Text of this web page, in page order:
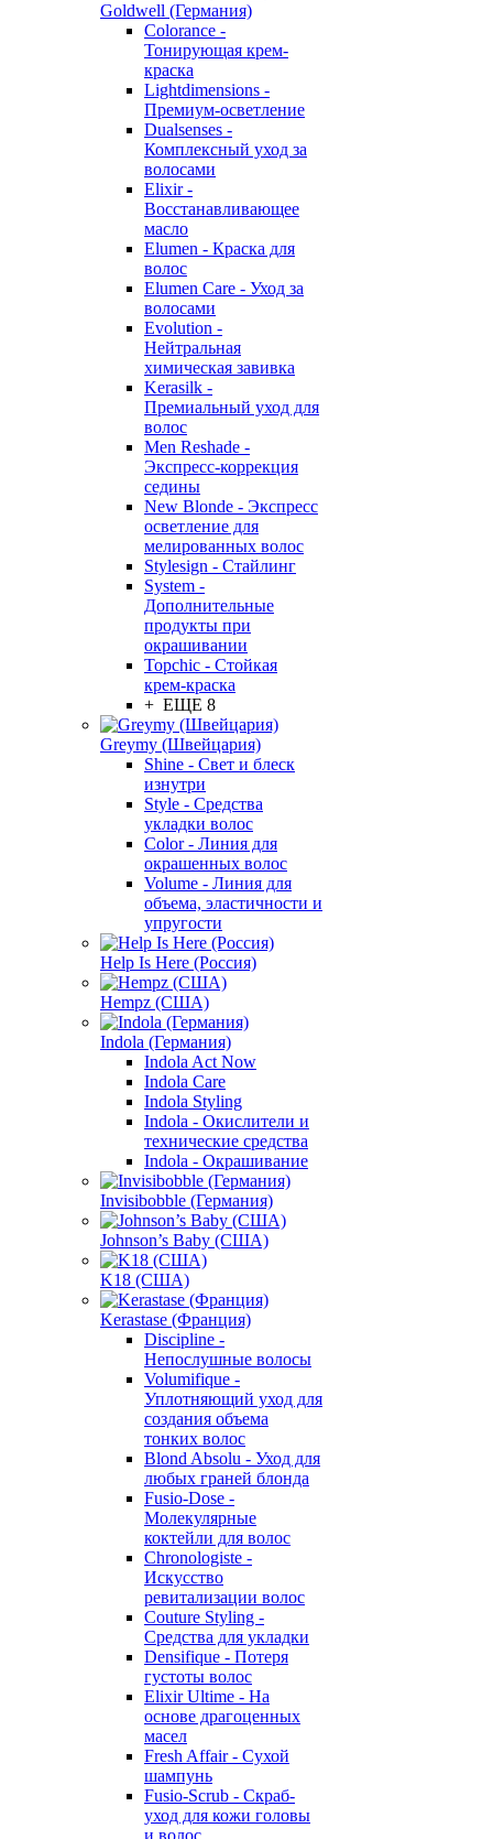
Goldwell (Германия)
Colorance -
Тонирующая крем-
краска
Lightdimensions -
Премиум-осветление
Dualsenses -
Комплексный уход за
волосами
Elixir -
Восстанавливающее
масло
Elumen - Краска для
волос
Elumen Care - Уход за
волосами
Evolution -
Нейтральная
химическая завивка
Kerasilk -
Премиальный уход для
волос
Men Reshade -
Экспресс-коррекция
седины
New Blonde - Экспресс
осветление для
мелированных волос
Stylesign - Стайлинг
System -
Дополнительные
продукты при
окрашивании
Topchic - Стойкая
крем-краска
+ ЕЩЕ 8
Greymy (Швейцария)
Shine - Свет и блеск
изнутри
Style - Средства
укладки волос
Color - Линия для
окрашенных волос
Volume - Линия для
объема, эластичности и
упругости
Help Is Here (Россия)
Hempz (США)
Indola (Германия)
Indola Act Now
Indola Care
Indola Styling
Indola - Окислители и
технические средства
Indola - Окрашивание
Invisibobble (Германия)
Johnson’s Baby (США)
K18 (США)
Kerastase (Франция)
Discipline -
Непослушные волосы
Volumifique -
Уплотняющий уход для
создания объема
тонких волос
Blond Absolu - Уход для
любых граней блонда
Fusio-Dose -
Молекулярные
коктейли для волос
Chronologiste -
Искусство
ревитализации волос
Couture Styling -
Средства для укладки
Densifique - Потеря
густоты волос
Elixir Ultime - На
основе драгоценных
масел
Fresh Affair - Сухой
шампунь
Fusio-Scrub - Скраб-
уход для кожи головы
и волос